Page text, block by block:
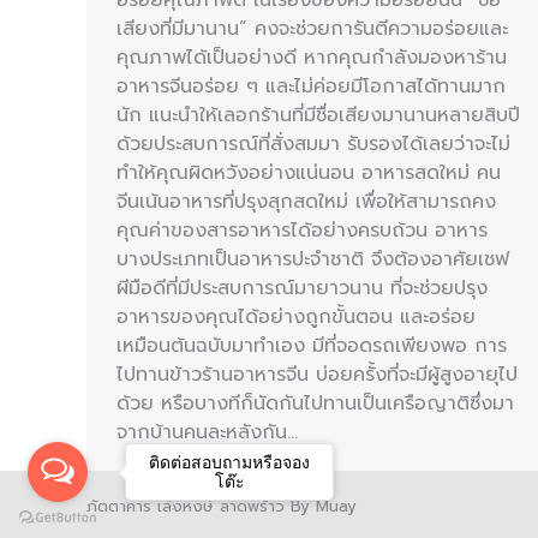
เสียงที่มีมานาน” คงจะช่วยการันตีความอร่อยและ
คุณภาพได้เป็นอย่างดี หากคุณกำลังมองหาร้าน
อาหารจีนอร่อย ๆ และไม่ค่อยมีโอกาสได้ทานมาก
นัก แนะนำให้เลอกร้านที่มีชื่อเสียงมานานหลายสิบปี
ด้วยประสบการณ์ที่สั่งสมมา รับรองได้เลยว่าจะไม่
ทำให้คุณผิดหวังอย่างแน่นอน อาหารสดใหม่ คน
จีนเน้นอาหารที่ปรุงสุกสดใหม่ เพื่อให้สามารถคง
คุณค่าของสารอาหารได้อย่างครบถ้วน อาหาร
บางประเภทเป็นอาหารปะจำชาติ จึงต้องอาศัยเชฟ
ผีมือดีที่มีประสบการณ์มายาวนาน ที่จะช่วยปรุง
อาหารของคุณได้อย่างถูกขั้นตอน และอร่อย
เหมือนต้นฉบับมาทำเอง มีที่จอดรถเพียงพอ การ
ไปทานข้าวร้านอาหารจีน บ่อยครั้งที่จะมีผู้สูงอายุไป
ด้วย หรือบางทีก็นัดกันไปทานเป็นเครือญาติซึ่งมา
จากบ้านคนละหลังกัน…
ภัตตาคาร เล่งหงษ์ ลาดพร้าว By Muay
ติดต่อสอบถามหรือจอง
โต๊ะ